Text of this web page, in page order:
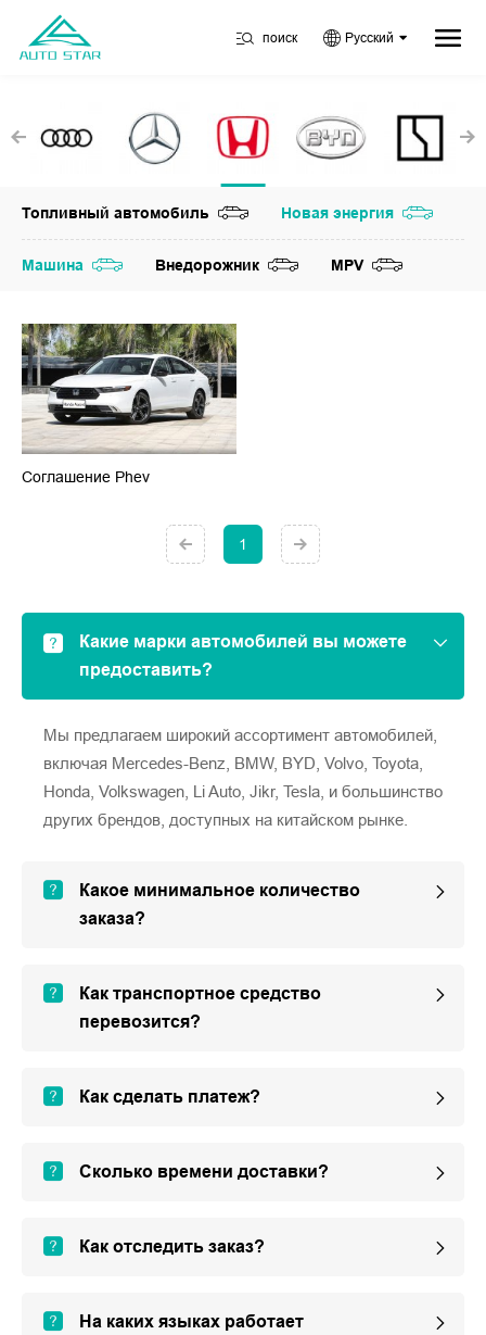
поиск Русский
Топливный автомобиль Новая энергия
Машина Внедорожник MPV
Соглашение Phev
1
Какие марки автомобилей вы можете
предоставить?
Мы предлагаем широкий ассортимент автомобилей,
включая Mercedes-Benz, BMW, BYD, Volvo, Toyota,
Honda, Volkswagen, Li Auto, Jikr, Tesla, и большинство
других брендов, доступных на китайском рынке.
Какое минимальное количество
заказа?
Как транспортное средство
перевозится?
Как сделать платеж?
Сколько времени доставки?
Как отследить заказ?
На каких языках работает